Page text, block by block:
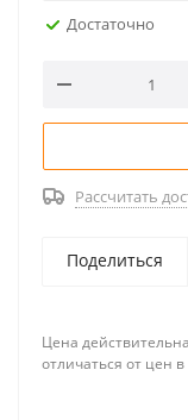
Достаточно
Рассчитать
Поделиться
Цена
отличаться от цен